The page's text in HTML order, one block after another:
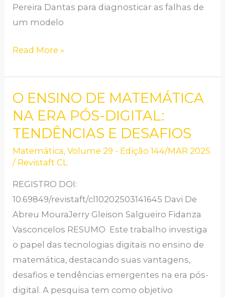
Pereira Dantas para diagnosticar as falhas de
um modelo
Read More »
O ENSINO DE MATEMÁTICA
NA ERA PÓS-DIGITAL:
TENDÊNCIAS E DESAFIOS
Matemática,Volume 29 - Edição 144/MAR 2025
/ Revistaft CL
REGISTRO DOI:
10.69849/revistaft/cl10202503141645 Davi De
Abreu MouraJerry Gleison Salgueiro Fidanza
Vasconcelos RESUMO Este trabalho investiga
o papel das tecnologias digitais no ensino de
matemática, destacando suas vantagens,
desafios e tendências emergentes na era pós-
digital. A pesquisa tem como objetivo
O
ENSINO
DE
NA
PÓS-
DIGITAL:
TENDÊNCIAS
E
DESAFIOS